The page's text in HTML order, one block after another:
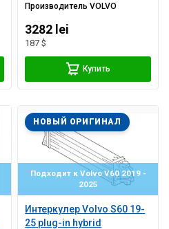
ПроизводительVOLVO
3282 lei
187 $
Купить
Подходит к Volvo V60 2019 -
2025
Интеркулер Volvo S60 19-
25 plug-in hybrid
НОВЫЙ ОРИГИНАЛ